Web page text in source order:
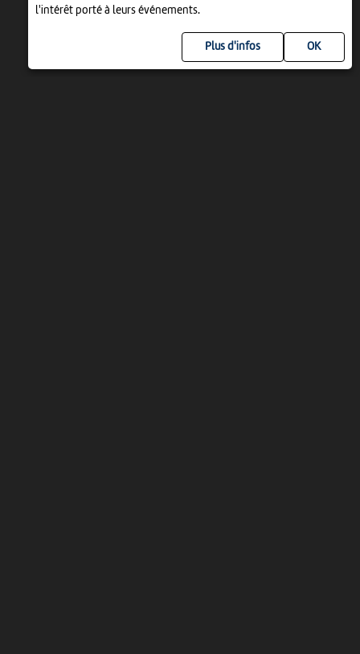
l'intérêt porté à leurs événements.
Plus d'infos